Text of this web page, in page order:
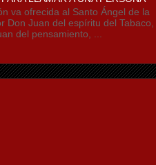
va ofrecida al Santo Ángel de la
Don Juan del espíritu del Tabaco,
del pensamiento, ...